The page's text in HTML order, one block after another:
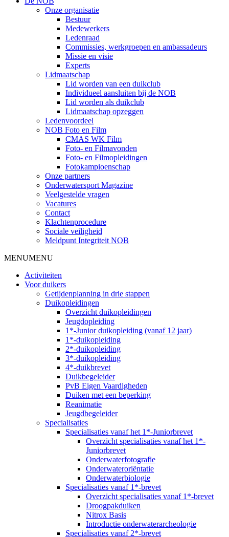
Onze organisatie
Bestuur
Medewerkers
Ledenraad
Commissies, werkgroepen en ambassadeurs
Missie en visie
Experts
Lidmaatschap
Lid worden van een duikclub
Individueel aansluiten bij de NOB
Lid worden als duikclub
Lidmaatschap opzeggen
Ledenvoordeel
NOB Foto en Film
CMAS WK Film
Foto- en Filmavonden
Foto- en Filmopleidingen
Fotokampioenschap
Onze partners
Onderwatersport Magazine
Veelgestelde vragen
Vacatures
Contact
Klachtenprocedure
Sociale veiligheid
Meldpunt Integriteit NOB
MENUMENU
Activiteiten
Voor duikers
Getijdenplanning in drie stappen
Duikopleidingen
Overzicht duikopleidingen
Jeugdopleiding
1*-Junior duikopleiding (vanaf 12 jaar)
1*-duikopleiding
2*-duikopleiding
3*-duikopleiding
4*-duikbrevet
Duikbegeleider
PvB Eigen Vaardigheden
Duiken met een beperking
Reanimatie
Jeugdbegeleider
Specialisaties
Specialisaties vanaf het 1*-Juniorbrevet
Overzicht specialisaties vanaf het 1*-
Juniorbrevet
Onderwaterfotografie
Onderwateroriëntatie
Onderwaterbiologie
Specialisaties vanaf 1*-brevet
Overzicht specialisaties vanaf 1*-brevet
Droogpakduiken
Nitrox Basis
Introductie onderwaterarcheologie
Specialisaties vanaf 2*-brevet